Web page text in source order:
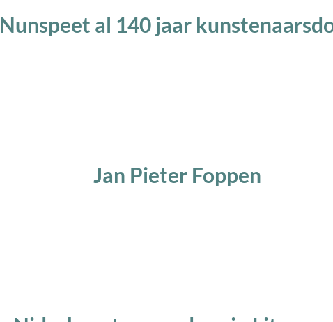
Nunspeet al 140 jaar
Jan Pieter Foppen